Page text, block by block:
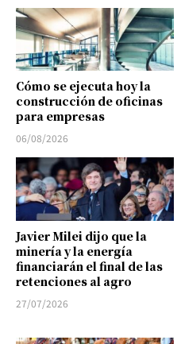
Cómo se ejecuta hoy la
construcción de oficinas
para empresas
06/08/2026
Javier Milei dijo que la
minería y la energía
financiarán el final de las
retenciones al agro
27/07/2026